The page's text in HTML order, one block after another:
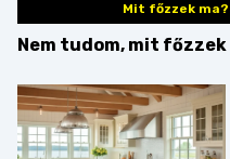
Mit főzzek ma?
Nem tudom, mit